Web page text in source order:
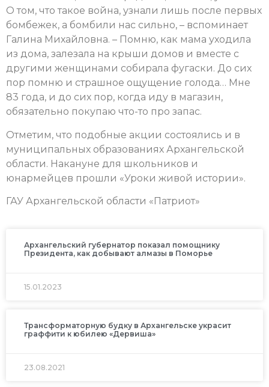
О том, что такое война, узнали лишь после первых
бомбежек, а бомбили нас сильно, – вспоминает
Галина Михайловна. – Помню, как мама уходила
из дома, залезала на крыши домов и вместе с
другими женщинами собирала фугаски. До сих
пор помню и страшное ощущение голода… Мне
83 года, и до сих пор, когда иду в магазин,
обязательно покупаю что-то про запас.
Отметим, что подобные акции состоялись и в
муниципальных образованиях Архангельской
области. Накануне для школьников и
юнармейцев прошли «Уроки живой истории».
ГАУ Архангельской области «Патриот»
Архангельский губернатор показал помощнику
Президента, как добывают алмазы в Поморье
15.01.2023
Трансформаторную будку в Архангельске украсит
граффити к юбилею «Дервиша»
23.08.2021